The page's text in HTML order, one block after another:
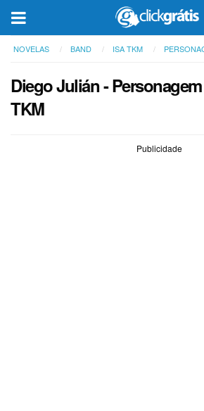
NOVELAS BAND ISA TKM
Diego Julián -
TKM
Publicidade